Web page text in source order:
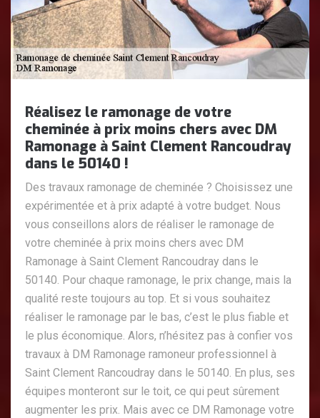
Réalisez le ramonage de votre
cheminée à prix moins chers avec DM
Ramonage à Saint Clement Rancoudray
dans le 50140 !
Des travaux ramonage de cheminée ? Choisissez une
expérimentée et à prix adapté à votre budget. Nous
vous conseillons alors de réaliser le ramonage de
votre cheminée à prix moins chers avec DM
Ramonage à Saint Clement Rancoudray dans le
50140. Pour chaque ramonage, le prix change, mais la
qualité reste toujours au top. Et si vous souhaitez
réaliser le ramonage par le bas, c’est le plus fiable et
le plus économique. Alors, n’hésitez pas à confier vos
travaux à DM Ramonage ramoneur professionnel à
Saint Clement Rancoudray dans le 50140. En plus, ses
équipes monteront sur le toit, ce qui peut sûrement
augmenter les prix. Mais avec ce DM Ramonage votre